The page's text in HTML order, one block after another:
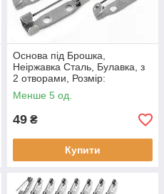
Основа під Брошка,
Неіржавка Сталь, Булавка, з
2 отворами, Розмір:
25~26X5x6мм, пін: 0.8Мм, 5
шт
Менше 5 од.
49 ₴
Купити